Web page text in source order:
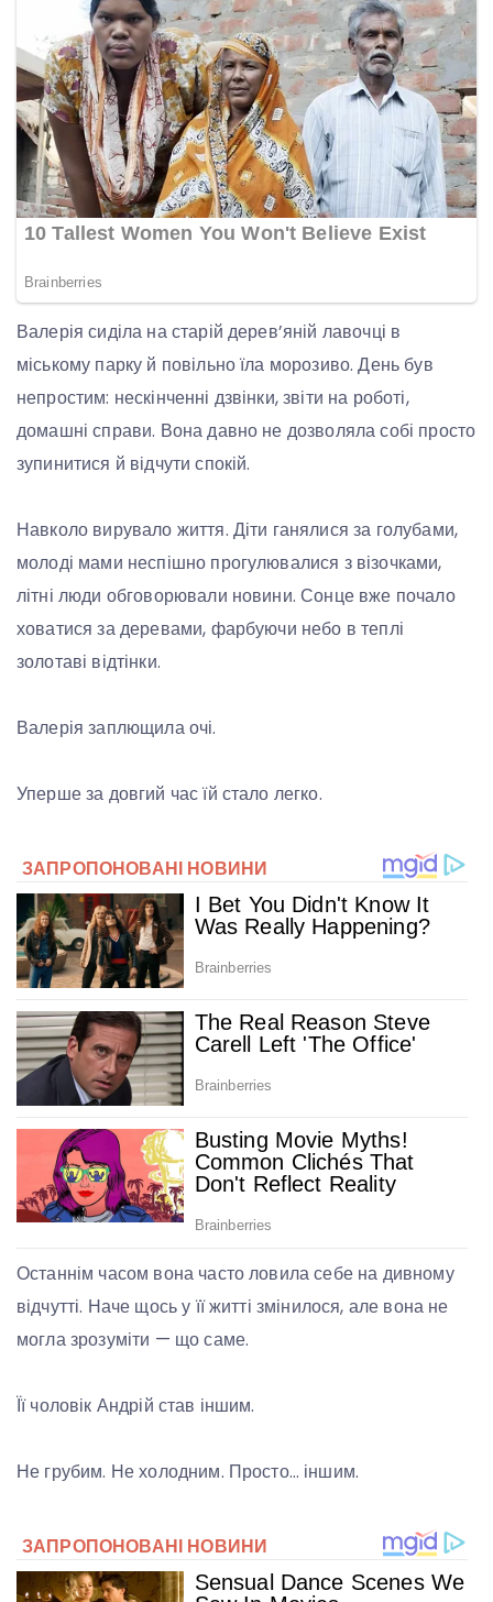
Валерія сиділа на старій дерев’яній лавочці в
міському парку й повільно їла морозиво. День був
непростим: нескінченні дзвінки, звіти на роботі,
домашні справи. Вона давно не дозволяла собі просто
зупинитися й відчути спокій.
Навколо вирувало життя. Діти ганялися за голубами,
молоді мами неспішно прогулювалися з візочками,
літні люди обговорювали новини. Сонце вже почало
ховатися за деревами, фарбуючи небо в теплі
золотаві відтінки.
Валерія заплющила очі.
Уперше за довгий час їй стало легко.
Останнім часом вона часто ловила себе на дивному
відчутті. Наче щось у її житті змінилося, але вона не
могла зрозуміти — що саме.
Її чоловік Андрій став іншим.
Не грубим. Не холодним. Просто… іншим.